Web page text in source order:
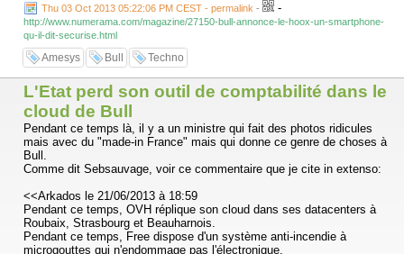
Thu 03 Oct 2013 05:22:06 PM CEST - permalink - -
http://www.numerama.com/magazine/27150-bull-annonce-le-hoox-un-smartphone-
qu-il-dit-securise.html
Amesys Bull Techno
L'Etat perd son outil de comptabilité dans le
cloud de Bull
Pendant ce temps là, il y a un ministre qui fait des photos ridicules
mais avec du "made-in France" mais qui donne ce genre de choses à
Bull.
Comme dit Sebsauvage, voir ce commentaire que je cite in extenso:
<<Arkados le 21/06/2013 à 18:59
Pendant ce temps, OVH réplique son cloud dans ses datacenters à
Roubaix, Strasbourg et Beauharnois.
Pendant ce temps, Free dispose d'un système anti-incendie à
microgouttes qui n'endommage pas l'électronique.